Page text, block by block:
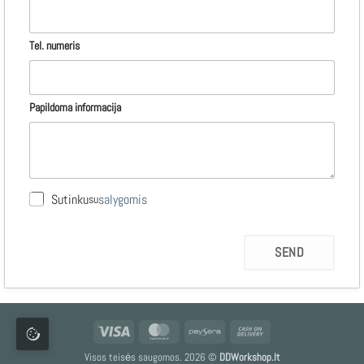
Tel. numeris
Papildoma informacija
Sutinkususalygomis
MasterCardPaysera
Visos teisės saugomos. 2026 © DDWorkshop.lt